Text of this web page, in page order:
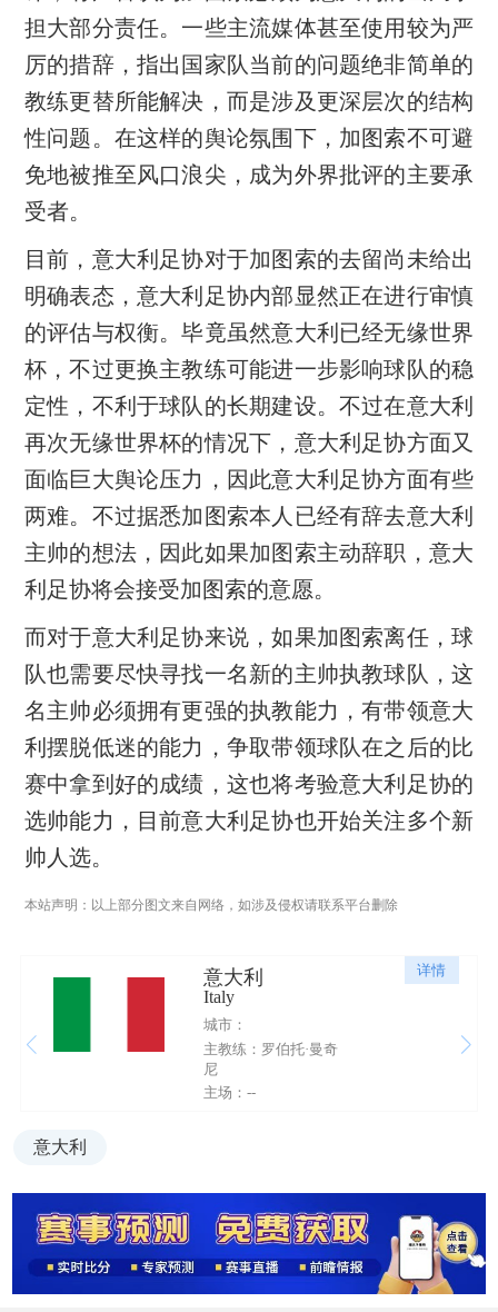
担大部分责任。一些主流媒体甚至使用较为严
厉的措辞，指出国家队当前的问题绝非简单的
教练更替所能解决，而是涉及更深层次的结构
性问题。在这样的舆论氛围下，加图索不可避
免地被推至风口浪尖，成为外界批评的主要承
受者。
目前，意大利足协对于加图索的去留尚未给出
明确表态，意大利足协内部显然正在进行审慎
的评估与权衡。毕竟虽然意大利已经无缘世界
杯，不过更换主教练可能进一步影响球队的稳
定性，不利于球队的长期建设。不过在意大利
再次无缘世界杯的情况下，意大利足协方面又
面临巨大舆论压力，因此意大利足协方面有些
两难。不过据悉加图索本人已经有辞去意大利
主帅的想法，因此如果加图索主动辞职，意大
利足协将会接受加图索的意愿。
而对于意大利足协来说，如果加图索离任，球
队也需要尽快寻找一名新的主帅执教球队，这
名主帅必须拥有更强的执教能力，有带领意大
利摆脱低迷的能力，争取带领球队在之后的比
赛中拿到好的成绩，这也将考验意大利足协的
选帅能力，目前意大利足协也开始关注多个新
帅人选。
本站声明：以上部分图文来自网络，如涉及侵权请联系平台删除
详情
意大利
Italy
城市：
主教练：罗伯托·曼奇
尼
主场：--
意大利